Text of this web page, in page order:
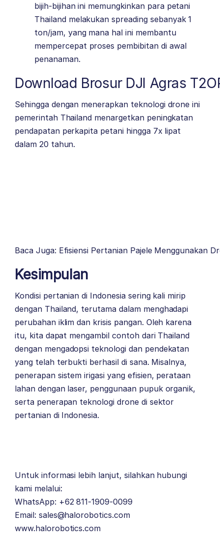
bijih-bijihan ini memungkinkan para petani
Thailand melakukan spreading sebanyak 1
ton/jam, yang mana hal ini membantu
mempercepat proses pembibitan di awal
penanaman.
Download Brosur DJI Agras
Sehingga dengan menerapkan teknologi drone ini
pemerintah Thailand menargetkan peningkatan
pendapatan perkapita petani hingga 7x lipat
dalam 20 tahun.
Baca Juga: Efisiensi Pertanian Pajele Menggunakan
Kesimpulan
Kondisi pertanian di Indonesia sering kali mirip
dengan Thailand, terutama dalam menghadapi
perubahan iklim dan krisis pangan. Oleh karena
itu, kita dapat mengambil contoh dari Thailand
dengan mengadopsi teknologi dan pendekatan
yang telah terbukti berhasil di sana. Misalnya,
penerapan sistem irigasi yang efisien, perataan
lahan dengan laser, penggunaan pupuk organik,
serta penerapan teknologi drone di sektor
pertanian di Indonesia.
Untuk informasi lebih lanjut, silahkan hubungi
kami melalui:
WhatsApp: +62 811-1909-0099
Email: sales@halorobotics.com
www.halorobotics.com